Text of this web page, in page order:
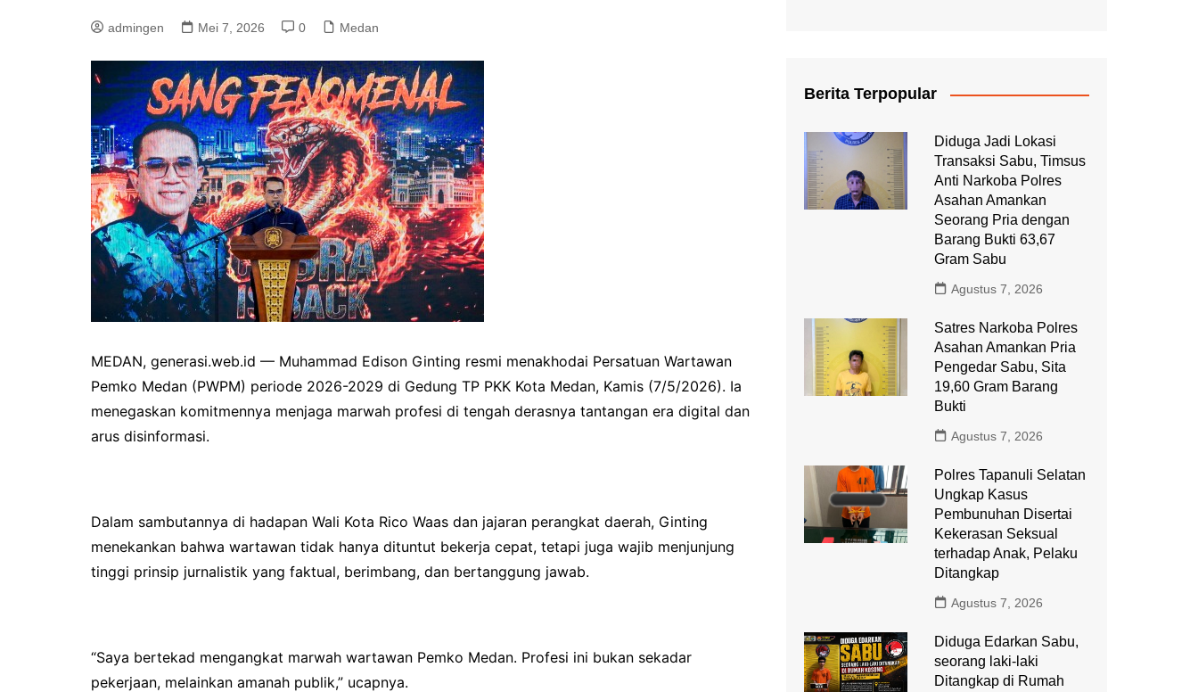
admingen Mei 7, 2026 0 Medan
MEDAN, generasi.web.id — Muhammad Edison Ginting resmi menakhodai Persatuan Wartawan
Pemko Medan (PWPM) periode 2026-2029 di Gedung TP PKK Kota Medan, Kamis (7/5/2026). Ia
menegaskan komitmennya menjaga marwah profesi di tengah derasnya tantangan era digital dan
arus disinformasi.
Dalam sambutannya di hadapan Wali Kota Rico Waas dan jajaran perangkat daerah, Ginting
menekankan bahwa wartawan tidak hanya dituntut bekerja cepat, tetapi juga wajib menjunjung
tinggi prinsip jurnalistik yang faktual, berimbang, dan bertanggung jawab.
“Saya bertekad mengangkat marwah wartawan Pemko Medan. Profesi ini bukan sekadar
pekerjaan, melainkan amanah publik,” ucapnya.
Berita Terpopular
Diduga Jadi Lokasi
Transaksi Sabu, Timsus
Anti Narkoba Polres
Asahan Amankan
Seorang Pria dengan
Barang Bukti 63,67
Gram Sabu
Agustus 7, 2026
Satres Narkoba Polres
Asahan Amankan Pria
Pengedar Sabu, Sita
19,60 Gram Barang
Bukti
Agustus 7, 2026
Polres Tapanuli Selatan
Ungkap Kasus
Pembunuhan Disertai
Kekerasan Seksual
terhadap Anak, Pelaku
Ditangkap
Agustus 7, 2026
Diduga Edarkan Sabu,
seorang laki-laki
Ditangkap di Rumah